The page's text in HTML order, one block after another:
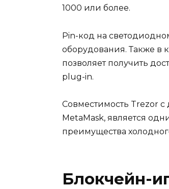
1000 или более.
Pin-код на
оборудования. Также в
позволяет получить
plug-in.
Совместимость Trezor
MetaMask, является
преимущества
Блокчейн-